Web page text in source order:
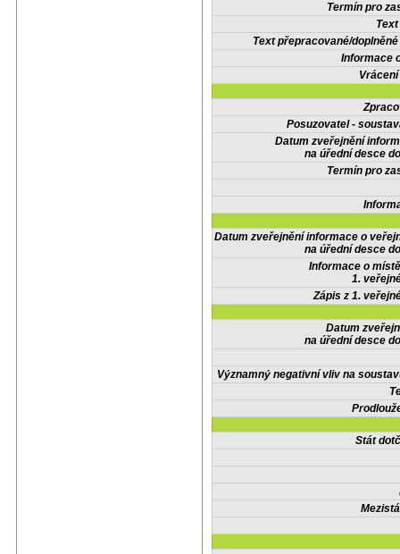
Termín pro
Text přepracované/
Informace
Posuzovatel -
Datum zveřejnění
na úřední desce
Termín pro
Datum zveřejnění informace o
na úřední desce
Informace o
1.
Zápis z 1.
Datum
na úřední desce
Významný negativní vliv na
Stát